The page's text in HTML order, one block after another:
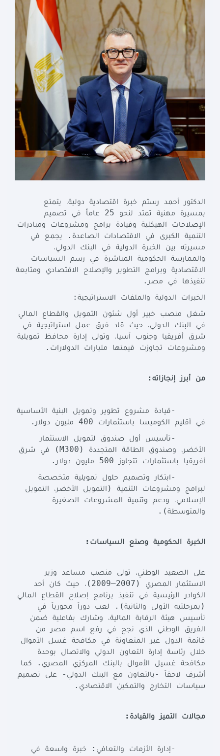
الدكتور أحمد رستم خبرة اقتصادية دولية،
يتمتع
بمسيرة
مهنية تمتد لنحو عاماً في
تصميم
الإصلاحات
الهيكلية وقيادة برامج ومشروعات
ومبادرات
التنمية
الكبرى في الاقتصادات الصاعدة . يجمع
في
مسيرته
بين الخبرة الدولية في البنك
الدولي،
والممارسة
الحكومية المباشرة في رسم
السياسات
الاقتصادية
وبرامج التطوير والإصلاح الاقتصادي
ومتابعة
تنفيذها
في مصر .
الخبرات الدولية والملفات الاستراتيجية :
شغل منصب خبير أول شئون التمويل والقطاع
المالي
في
البنك الدولي، حيث قاد فرق عمل استراتيجية
في
شرق
أفريقيا وجنوب آسيا، وتولى إدارة محافظ
تمويلية
ومشروعات
تجاوزت قيمتها مليارات الدولارات .
من أبرز إنجازاته :
-قيادة مشروع تطوير وتمويل البنية
الأساسية
في
أقليم الكوميسا باستثمارات مليون دولار .
-تأسيس أول صندوق لتمويل
الاستثمار
الأخضر،
وصندوق الطاقة المتجددة (M300) في
شرق
أفريقيا
باستثمارات تتجاوز مليون دولار .
-ابتكار وتصميم حلول تمويلية
متخصصة
لبرامج
ومشروعات التنمية ( التمويل الأخضر،
التمويل
الإسلامي،
ودعم وتنمية المشروعات
الصغيرة
والمتوسطة)
.
الخبرة الحكومية وصنع السياسات :
على الصعيد الوطني، تولى منصب مساعد
وزير
الاستثمار
المصري (2007–2009) ، حيث كان
أحد
الكوادر
الرئيسية في تنفيذ برنامج إصلاح القطاع المالي
( بمرحلتيه الأولى والثانية). لعب دوراً محورياً
في
تأسيس
هيئة الرقابة المالية، وشارك بفاعلية
ضمن
الفريق
الوطني الذي نجح في رفع اسم مصر
من
قائمة
الدول غير المتعاونة في مكافحة غسل
الأموال
خلال
رئاسة إدارة التعاون الدولي والاتصال
بوحدة
مكافحة
غسيل الأموال بالبنك المركزي المصري .
كما
أشرف
لاحقاً -بالتعاون مع البنك الدولي - على
تصميم
سياسات
التخارج والتمكين الاقتصادي .
مجالات التميز والقيادة :
-إدارة الأزمات والتعافي : خبرة واسعة في